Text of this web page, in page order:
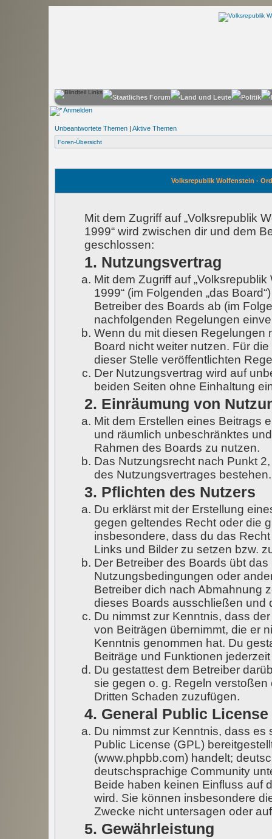
Anmelden
Unbeantwortete Themen | Aktive Themen
Foren-Übersicht
Volksrepublik Wolfenstein -
Mit dem Zugriff auf „Volksrepublik
1999“ wird zwischen dir und dem
geschlossen:
1. Nutzungsvertrag
Mit dem Zugriff auf
1999“ (im Folgenden „das
Betreiber des Boards ab (im
nachfolgenden Regelungen
Wenn du mit diesen Regelungen
Board nicht weiter nutzen. Für
dieser Stelle veröffentlichten
Der Nutzungsvertrag wird auf
beiden Seiten ohne Einhaltung
2. Einräumung von
Mit dem Erstellen eines Beitrags
und räumlich unbeschränktes
Rahmen des Boards zu nutzen.
Das Nutzungsrecht nach Punkt
des Nutzungsvertrages bestehen.
3. Pflichten des Nutzers
Du erklärst mit der Erstellung
gegen geltendes Recht oder die
insbesondere, dass du das
Links und Bilder zu setzen bzw.
Der Betreiber des Boards übt
Nutzungsbedingungen oder
Betreiber dich nach Abmahnung
dieses Boards ausschließen und
Du nimmst zur Kenntnis, dass
von Beiträgen übernimmt, die er
Kenntnis genommen hat. Du
Beiträge und Funktionen
Du gestattest dem Betreiber
sie gegen o. g. Regeln
Dritten Schaden zuzufügen.
4. General Public License
Du nimmst zur Kenntnis, dass
Public License (GPL)
(www.phpbb.com) handelt;
deutschsprachige Community
Beide haben keinen Einfluss auf
wird. Sie können insbesondere
Zwecke nicht untersagen oder
5. Gewährleistung